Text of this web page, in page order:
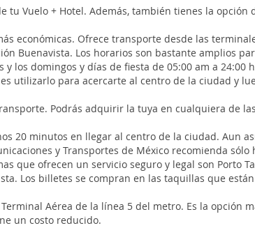
Vuelo + Hotel. Además, también tienes la opción
económicas. Ofrece transporte desde las
Buenavista. Los horarios son bastante amplios
los domingos y días de fiesta de 05:00 am a 24:00
utilizarlo para acercarte al centro de la ciudad y
Podrás adquirir la tuya en cualquiera de
20 minutos en llegar al centro de la ciudad. Aun
y Transportes de México recomienda sólo
que ofrecen un servicio seguro y legal son Porto
Los billetes se compran en las taquillas que
Aérea de la línea 5 del metro. Es la opción
un costo reducido.